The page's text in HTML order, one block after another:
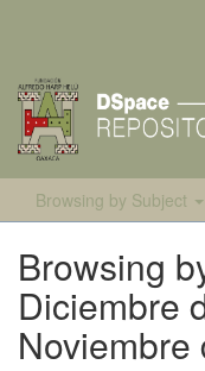
Browsing by Subject
Browsing
Diciembre
Noviembre